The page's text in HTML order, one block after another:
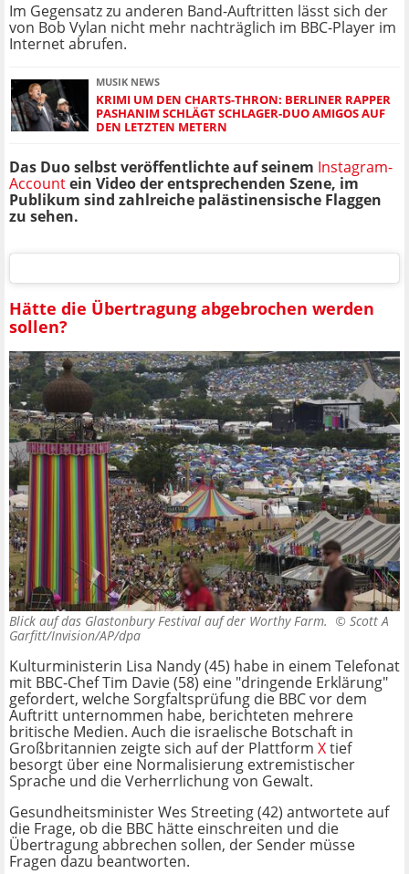
Im Gegensatz zu anderen Band-Auftritten lässt sich der
von Bob Vylan nicht mehr nachträglich im BBC-Player im
Internet abrufen.
MUSIK NEWS
KRIMI UM DEN CHARTS-THRON: BERLINER RAPPER
PASHANIM SCHLÄGT SCHLAGER-DUO AMIGOS AUF
DEN LETZTEN METERN
Das Duo selbst veröffentlichte auf seinem Instagram-
Accountein Video der entsprechenden Szene, im
Publikum sind zahlreiche palästinensische Flaggen
zu sehen.
Hätte die Übertragung abgebrochen werden
sollen?
Blick auf das Glastonbury Festival auf der Worthy Farm. © Scott A
Garfitt/Invision/AP/dpa
Kulturministerin Lisa Nandy (45) habe in einem Telefonat
mit BBC-Chef Tim Davie (58) eine "dringende Erklärung"
gefordert, welche Sorgfaltsprüfung die BBC vor dem
Auftritt unternommen habe, berichteten mehrere
britische Medien. Auch die israelische Botschaft in
Großbritannien zeigte sich auf der Plattform Xtief
besorgt über eine Normalisierung extremistischer
Sprache und die Verherrlichung von Gewalt.
Gesundheitsminister Wes Streeting (42) antwortete auf
die Frage, ob die BBC hätte einschreiten und die
Übertragung abbrechen sollen, der Sender müsse
Fragen dazu beantworten.